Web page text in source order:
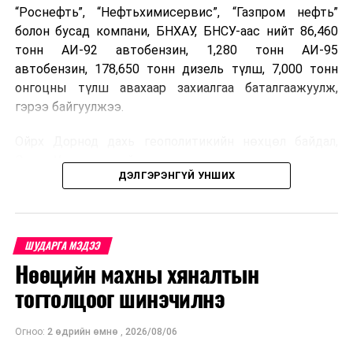
“Роснефть”, “Нефтьхимисервис”, “Газпром нефть”
болон бусад компани, БНХАУ, БНСУ-аас нийт 86,460
тонн АИ-92 автобензин, 1,280 тонн АИ-95
автобензин, 178,650 тонн дизель түлш, 7,000 тонн
онгоцны түлш авахаар захиалгаа баталгаажуулж,
гэрээ байгуулжээ.
Орос, Украины дайнаас шалтгаалсан газрын тосны
үнийн өсөлт дэлхийн зах зээлд буураагүй байна.
дахин өсөж, ОХУ болон бусад эх үүсвэрээс худалдан
авах шатахууны үнэ 1,200-2,000 ам.долларт хүрчээ.
Иймд дотоодын зах зээл дэх үнийн өсөлтийг
сааруулахын тулд гаалийн болон онцгой албан
татварыг тэглэх шаардлага үүссэнийг салбарын сайд
танилцуулсан байна.
ДЭЛГЭРЭНГҮЙ УНШИХ
ШУДАРГА МЭДЭЭ
Нөөцийн махны хяналтын
тогтолцоог шинэчилнэ
Огноо: 2 өдрийн өмнө , 2026/08/06